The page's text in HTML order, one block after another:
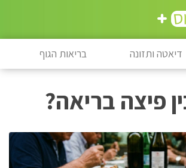
דיאטה ותזונה בריאות הגוף
פיצה בריאה?